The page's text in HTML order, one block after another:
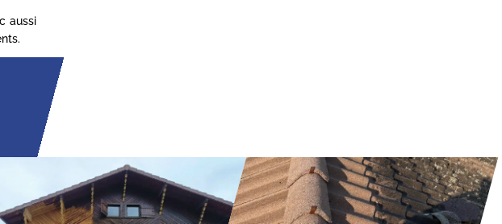
aussi